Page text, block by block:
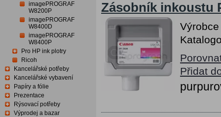
imagePROGRAF
W8200P
imagePROGRAF
W8400D
imagePROGRAF
W8400P
Pro HP ink plotry
Ricoh
Kancelářské potřeby
Kancelářské vybavení
Papíry a fólie
Prezentace
Rýsovací potřeby
Výprodej a bazar
Zásobník inkoustu
Přidat